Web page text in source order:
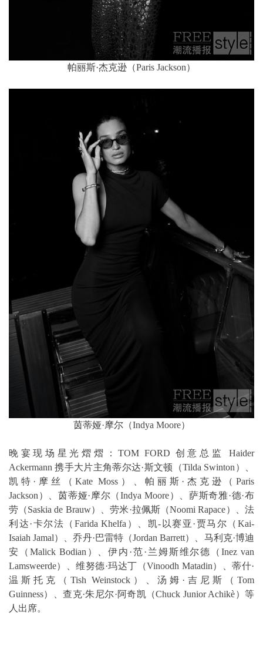
帕丽斯·杰克逊（Paris Jackson）
茵蒂娅·摩尔（Indya Moore）
晚宴现场星光熠熠：TOM FORD 创意总监 Haider
Ackermann 携手大片主角蒂尔达·斯文顿（Tilda Swinton）、
凯特·摩丝（Kate Moss）、帕丽斯·杰克逊（Paris
Jackson）、茵蒂娅·摩尔（Indya Moore）、萨斯奇雅·德·布
劳（Saskia de Brauw）、劳米·拉佩斯（Noomi Rapace）、法
利达·卡尔法（Farida Khelfa）、凯-以赛亚·贾马尔（Kai-
Isaiah Jamal）、乔丹·巴雷特（Jordan Barrett）、马利克·博迪
安（Malick Bodian）、伊内·范·兰姆斯维尔德（Inez van
Lamsweerde）、维努德·玛达丁（Vinoodh Matadin）、蒂什·
温斯托克（Tish Weinstock）、汤姆·吉尼斯（Tom
Guinness）、查克·朱尼尔·阿奇凯（Chuck Junior Achikè）等
人出席。